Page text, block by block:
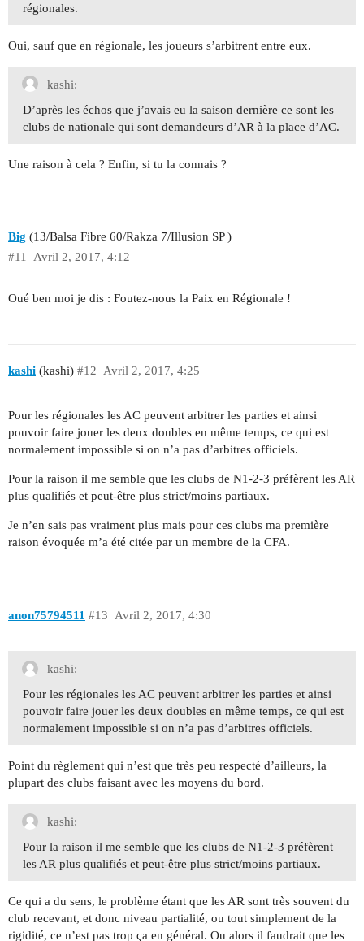
régionales.
Oui, sauf que en régionale, les joueurs s’arbitrent entre eux.
kashi:
D’après les échos que j’avais eu la saison dernière ce sont les
clubs de nationale qui sont demandeurs d’AR à la place d’AC.
Une raison à cela ? Enfin, si tu la connais ?
Big (13/Balsa Fibre 60/Rakza 7/Illusion SP )
Avril 2, 2017, 4:12
#11
Oué ben moi je dis : Foutez-nous la Paix en Régionale !
kashi (kashi) Avril 2, 2017, 4:25
#12
Pour les régionales les AC peuvent arbitrer les parties et ainsi
pouvoir faire jouer les deux doubles en même temps, ce qui est
normalement impossible si on n’a pas d’arbitres officiels.
Pour la raison il me semble que les clubs de N1-2-3 préfèrent les AR
plus qualifiés et peut-être plus strict/moins partiaux.
Je n’en sais pas vraiment plus mais pour ces clubs ma première
raison évoquée m’a été citée par un membre de la CFA.
anon75794511 Avril 2, 2017, 4:30
#13
kashi:
Pour les régionales les AC peuvent arbitrer les parties et ainsi
pouvoir faire jouer les deux doubles en même temps, ce qui est
normalement impossible si on n’a pas d’arbitres officiels.
Point du règlement qui n’est que très peu respecté d’ailleurs, la
plupart des clubs faisant avec les moyens du bord.
kashi:
Pour la raison il me semble que les clubs de N1-2-3 préfèrent
les AR plus qualifiés et peut-être plus strict/moins partiaux.
Ce qui a du sens, le problème étant que les AR sont très souvent du
club recevant, et donc niveau partialité, ou tout simplement de la
rigidité, ce n’est pas trop ça en général. Ou alors il faudrait que les